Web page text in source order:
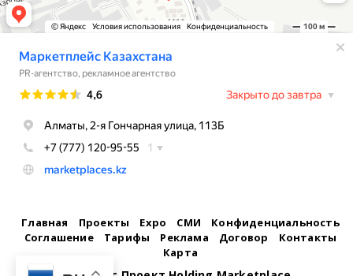
Главная Проекты Expo СМИ
Конфиденциальность
Соглашение
Тарифы Реклама Договор
Контакты
Карта